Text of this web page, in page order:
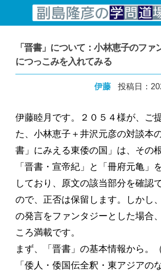
コンテンツへスキップ
「晋書」について：小林恵子のファ
につっこみを入れてみる
伊藤 投稿日：
伊藤睦月です。２０５４様が、ご
た、小林恵子＋井沢元彦の対談本
書」にみえる東倭の国」は、その
「晋書・宣帝紀」と「冊府元亀」
しており、原文の該当部分を確認
ので、正否は保留します。しかし
の発言をファンタジーとした場合
ころ満載です。
まず、「晋書」の基本情報から。
「倭人・倭国伝全釈・東アジアの